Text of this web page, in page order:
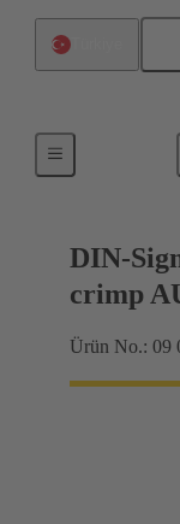
Anakarttan
DIN-
crimp
Ürün No.: 09